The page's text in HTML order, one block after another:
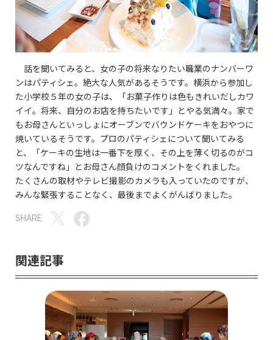
話を聞いてみると、女の子の将来なりたい職業のナンバーワ
ンはパティシェ。絶大な人気があるそうです。横浜から参加し
た小学校５年の女の子は、「お菓子作りは色もきれいだしカワ
イイ。将来、自分のお店を持ちたいです」とやる気満々。家で
もお母さんといっしょにオーブンでバウンドケーキをおやつに
焼いているそうです。プロのパティシェについて聞いてみる
と、「ケーキの生地は一番下を厚く、その上を薄く切るのがコ
ツなんですね」とお母さん顔負けのコメントをくれました。
たくさんの取材やテレビ撮影のカメラも入っていたのですが、
みんな緊張することなく、最後までよくがんばりました。
SHARE
関連記事